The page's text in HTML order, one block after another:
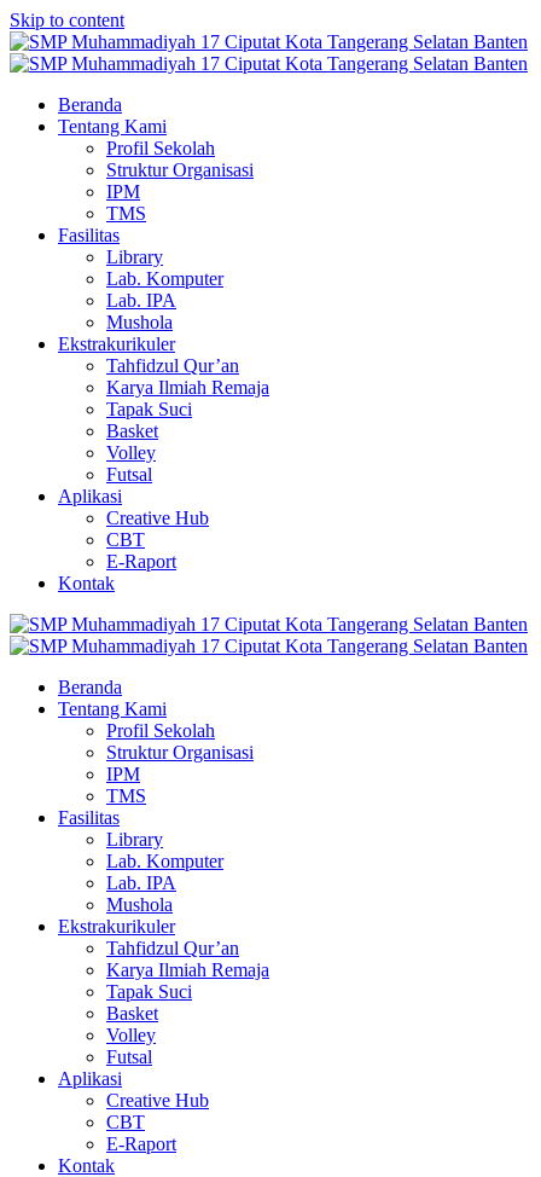
Skip to content
Beranda
Tentang Kami
Profil Sekolah
Struktur Organisasi
IPM
TMS
Fasilitas
Library
Lab. Komputer
Lab. IPA
Mushola
Ekstrakurikuler
Tahfidzul Qur’an
Karya Ilmiah Remaja
Tapak Suci
Basket
Volley
Futsal
Aplikasi
Creative Hub
CBT
E-Raport
Kontak
Beranda
Tentang Kami
Profil Sekolah
Struktur Organisasi
IPM
TMS
Fasilitas
Library
Lab. Komputer
Lab. IPA
Mushola
Ekstrakurikuler
Tahfidzul Qur’an
Karya Ilmiah Remaja
Tapak Suci
Basket
Volley
Futsal
Aplikasi
Creative Hub
CBT
E-Raport
Kontak